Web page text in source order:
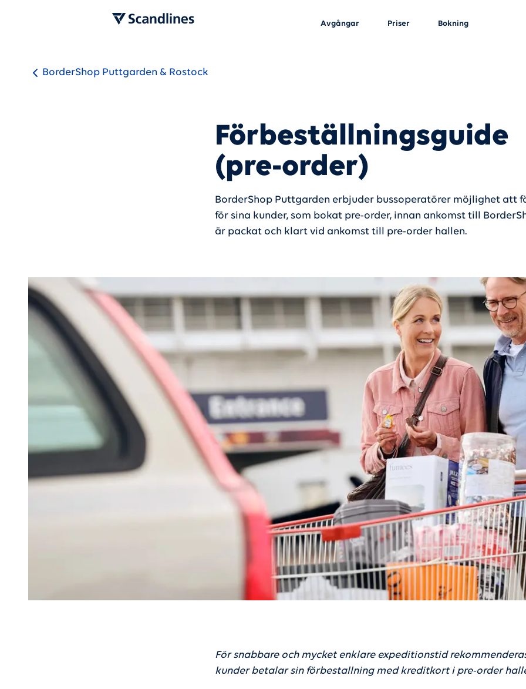
Avgångar Priser Bokning
BorderShop Puttgarden & Rostock
Förbeställningsguide
(pre-order)
BorderShop Puttgarden erbjuder bussoperatörer möjlighet att
för sina kunder, som bokat pre-order, innan ankomst till
är packat och klart vid ankomst till pre-order hallen.
För snabbare och mycket enklare expeditionstid
kunder betalar sin förbestallning med kreditkort i pre-order